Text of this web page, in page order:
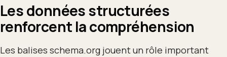
Les données structurées
renforcent la compréhension
Les balises schema.org jouent un rôle important